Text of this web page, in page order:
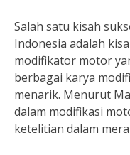
Salah satu kisah
Indonesia adalah
modifikator motor
berbagai karya
menarik. Menurut
dalam modifikasi
ketelitian dalam